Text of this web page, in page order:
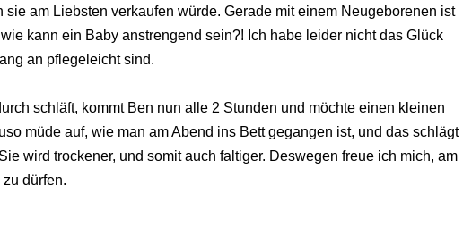
am Liebsten verkaufen würde. Gerade mit einem Neugeborenen ist
kann ein Baby anstrengend sein?! Ich habe leider nicht das Glück
an pflegeleicht sind.
schläft, kommt Ben nun alle 2 Stunden und möchte einen kleinen
müde auf, wie man am Abend ins Bett gegangen ist, und das schlägt
wird trockener, und somit auch faltiger. Deswegen freue ich mich, am
dürfen.